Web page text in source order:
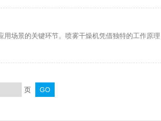
场景的关键环节。喷雾干燥机凭借独特的工作原
页